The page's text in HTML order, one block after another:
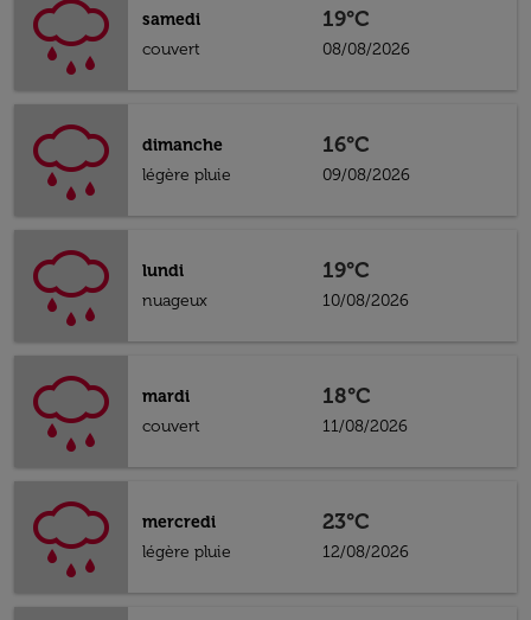
samedi
couvert
19°C
08/08/2026
dimanche
légère pluie
16°C
09/08/2026
lundi
nuageux
19°C
10/08/2026
mardi
couvert
18°C
11/08/2026
mercredi
légère pluie
23°C
12/08/2026